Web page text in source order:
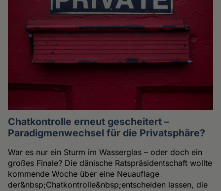
Chatkontrolle erneut gescheitert –
Paradigmenwechsel für die Privatsphäre?
War es nur ein Sturm im Wasserglas – oder doch ein
großes Finale? Die dänische Ratspräsidentschaft wollte
kommende Woche über eine Neuauflage
der&nbsp;Chatkontrolle&nbsp;entscheiden lassen, die